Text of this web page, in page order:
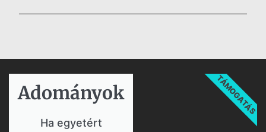
Adományok​
Ha egyetért
TÁMOGATÁS